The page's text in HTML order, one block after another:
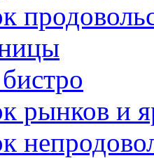
рынков и